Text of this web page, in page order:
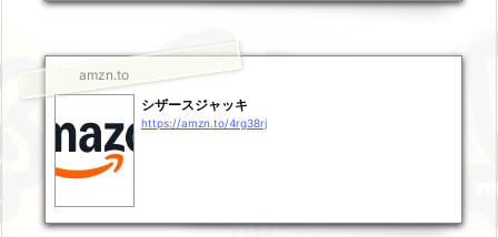
amzn.to
シザースジャッキ
https://amzn.to/4rg38rj